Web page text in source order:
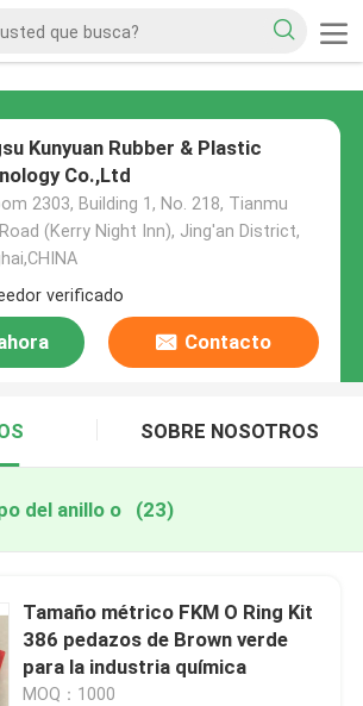
Kunyuan Rubber & Plastic
Co.,Ltd
2303, Building 1, No. 218, Tianmu
(Kerry Night Inn), Jing'an District,
verificado
Contacto
SOBRE NOSOTROS
del anillo o (23)
Tamaño métrico FKM O Ring Kit
386 pedazos de Brown verde
para la industria química
MOQ：1000